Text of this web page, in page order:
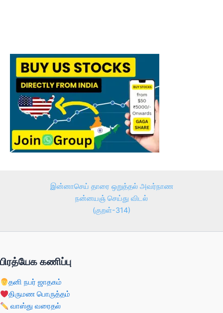
இன்னாசெய் தாரை ஒறுத்தல் அவர்நாண
நன்னயஞ் செய்து விடல்
(குறள்-314)
பிரத்யேக கணிப்பு
தனி நபர் ஜாதகம்
திருமண பொருத்தம்
வாஸ்து வரைதல்